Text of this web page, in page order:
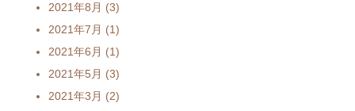
2021年8月 (3)
2021年7月 (1)
2021年6月 (1)
2021年5月 (3)
2021年3月 (2)